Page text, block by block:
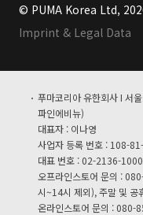
© PUMA Korea Ltd,
Imprint & Legal Data
푸마코리아 유한회사 I 서
파인에비뉴)
대표자 : 이나영
사업자 등록 번호 : 108-
대표 번호 : 02-2136-
오프라인스토어 문의 :
시~14시 제외), 주말 및 공
온라인스토어 문의 : 080-